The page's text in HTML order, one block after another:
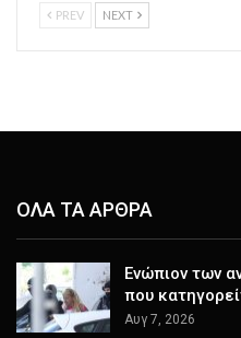
PREV NEXT
ΟΛΑ ΤΑ ΑΡΘΡΑ
Ενώπιον των
που
Αυγ 7, 2026